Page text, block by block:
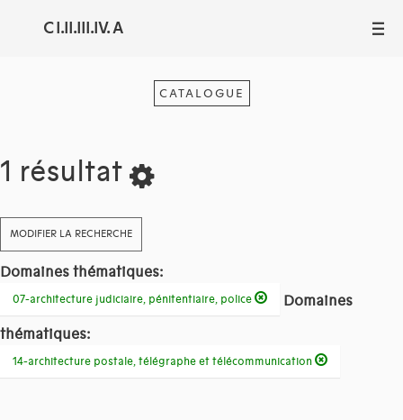
C I.II.III.IV. A III
CATALOGUE
1 résultat
MODIFIER LA RECHERCHE
Domaines thématiques:
07-architecture judiciaire, pénitentiaire, police
Domaines
thématiques:
14-architecture postale, télégraphe et télécommunication